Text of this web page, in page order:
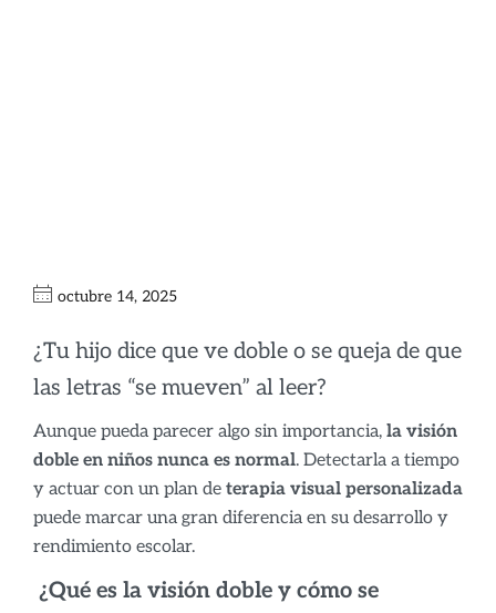
octubre 14, 2025
¿Tu hijo dice que ve doble o se queja de que
las letras “se mueven” al leer?
Aunque pueda parecer algo sin importancia, la visión
doble en niños nunca es normal. Detectarla a tiempo
y actuar con un plan de terapia visual personalizada
puede marcar una gran diferencia en su desarrollo y
rendimiento escolar.
¿Qué es la visión doble y cómo se